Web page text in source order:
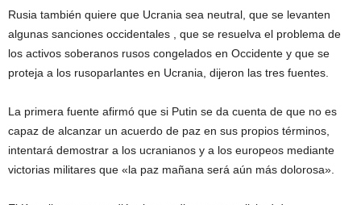
Rusia también quiere que Ucrania sea neutral, que se levanten
algunas sanciones occidentales , que se resuelva el problema de
los activos soberanos rusos congelados en Occidente y que se
proteja a los rusoparlantes en Ucrania, dijeron las tres fuentes.
La primera fuente afirmó que si Putin se da cuenta de que no es
capaz de alcanzar un acuerdo de paz en sus propios términos,
intentará demostrar a los ucranianos y a los europeos mediante
victorias militares que «la paz mañana será aún más dolorosa».